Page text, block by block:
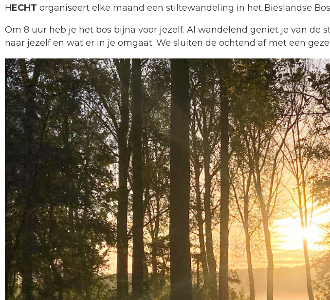
HECHT organiseert elke maand een stiltewandeling in het Bieslandse
Om 8 uur heb je het bos bijna voor jezelf. Al wandelend geniet je van
naar jezelf en wat er in je omgaat. We sluiten de ochtend af met een